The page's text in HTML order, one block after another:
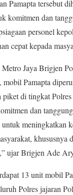
Pamapta tersebut
komitmen dan
personel
cepat kepada
Jaya Brigjen
mobil Pamapta
piket di tingkat
dan
meningkatkan
khususnya
ujar Brigjen Ade
13 unit mobil
Polres jajaran